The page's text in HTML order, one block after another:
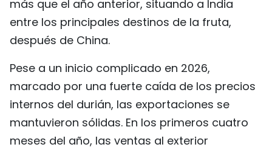
más que el año anterior, situando a India
entre los principales destinos de la fruta,
después de China.
Pese a un inicio complicado en 2026,
marcado por una fuerte caída de los precios
internos del durián, las exportaciones se
mantuvieron sólidas. En los primeros cuatro
meses del año, las ventas al exterior